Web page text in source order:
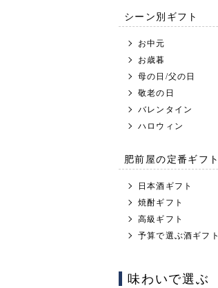
シーン別ギフト
お中元
お歳暮
母の日/父の日
敬老の日
バレンタイン
ハロウィン
肥前屋の定番ギフト
日本酒ギフト
焼酎ギフト
高級ギフト
予算で選ぶ酒ギフト
味わいで選ぶ